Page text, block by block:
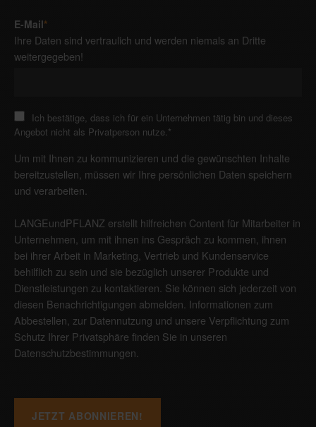
E-Mail*
Ihre Daten sind vertraulich und werden niemals an Dritte
weitergegeben!
Ich bestätige, dass ich für ein Unternehmen tätig bin und dieses
Angebot nicht als Privatperson nutze.*
Um mit Ihnen zu kommunizieren und die gewünschten Inhalte
bereitzustellen, müssen wir Ihre persönlichen Daten speichern
und verarbeiten.
LANGEundPFLANZ erstellt hilfreichen Content für Mitarbeiter in
Unternehmen, um mit ihnen ins Gespräch zu kommen, ihnen
bei ihrer Arbeit in Marketing, Vertrieb und Kundenservice
behilflich zu sein und sie bezüglich unserer Produkte und
Dienstleistungen zu kontaktieren. Sie können sich jederzeit von
diesen Benachrichtigungen abmelden. Informationen zum
Abbestellen, zur Datennutzung und unsere Verpflichtung zum
Schutz Ihrer Privatsphäre finden Sie in unseren
Datenschutzbestimmungen.